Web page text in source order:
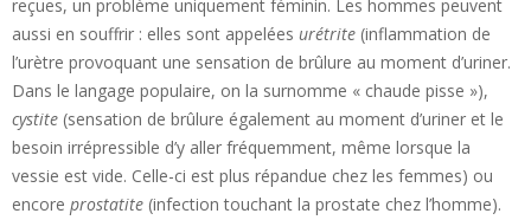
reçues, un problème uniquement féminin. Les hommes peuvent
aussi en souffrir : elles sont appelées urétrite (inflammation de
l’urètre provoquant une sensation de brûlure au moment d’uriner.
Dans le langage populaire, on la surnomme « chaude pisse »),
cystite (sensation de brûlure également au moment d’uriner et le
besoin irrépressible d’y aller fréquemment, même lorsque la
vessie est vide. Celle-ci est plus répandue chez les femmes) ou
encore prostatite (infection touchant la prostate chez l’homme).